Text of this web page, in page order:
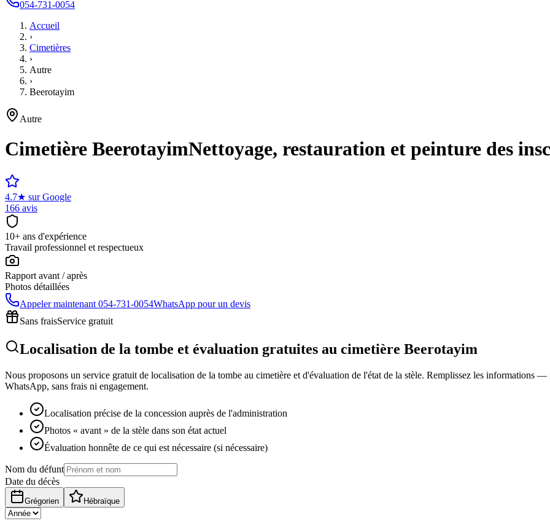
054-731-0054
Accueil
›
Cimetières
›
Autre
›
Beerotayim
Autre
Cimetière BeerotayimNettoyage, restauration et peinture des
4.7★ sur Google
166 avis
10+ ans d'expérience
Travail professionnel et respectueux
Rapport avant / après
Photos détaillées
Appeler maintenant 054-731-0054WhatsApp pour un devis
Sans fraisService gratuit
Localisation de la tombe et évaluation gratuites au cimetière Beerotayim
Nous proposons un service gratuit de localisation de la tombe au cimetière et d'évaluation de l'état de la stèle. Remplissez les informations
WhatsApp, sans frais ni engagement.
Localisation précise de la concession auprès de l'administration
Photos « avant » de la stèle dans son état actuel
Évaluation honnête de ce qui est nécessaire (si nécessaire)
Nom du défunt
Date du décès
Grégorien Hébraïque